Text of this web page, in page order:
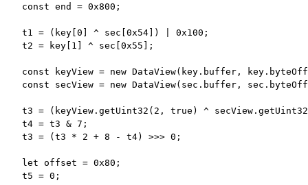
const end = 0x800;
t1 = (key[0] ^ sec[0x54]) | 0x100;
t2 = key[1] ^ sec[0x55];
const keyView = new DataView(key.buffer,
const secView = new DataView(sec.buffer,
t3 = (keyView.getUint32(2, true) ^
t4 = t3 & 7;
t3 = (t3 * 2 + 8 - t4) >>> 0;
let offset = 0x80;
t5 = 0;